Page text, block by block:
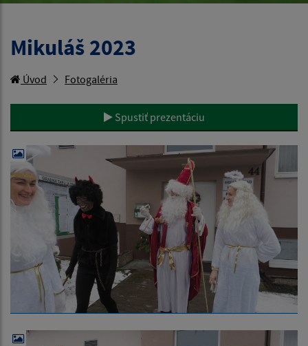
Mikuláš 2023
Úvod Fotogaléria
Spustiť prezentáciu